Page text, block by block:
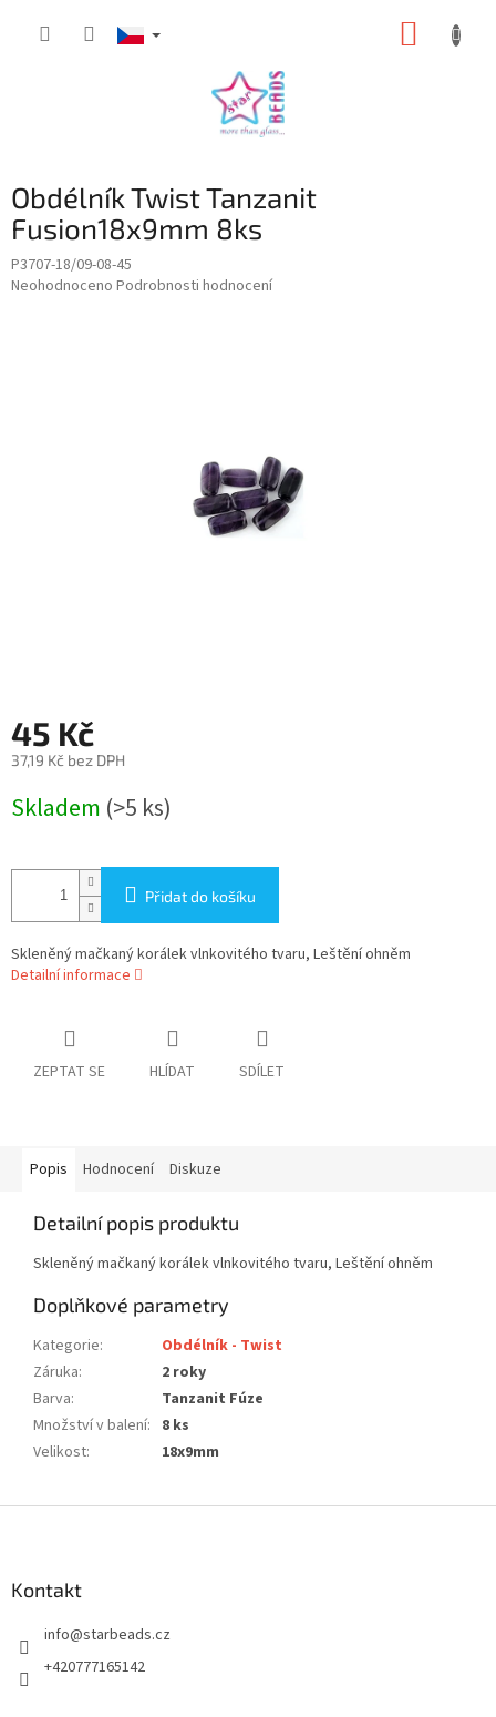
Obdélník Twist Tanzanit
Fusion18x9mm 8ks
P3707-18/09-08-45
Průměrné
Neohodnoceno Podrobnosti hodnocení
45 Kč
37,19 Kč bez DPH
cena:
Skladem (>5 ks)
Přidat do košíku
Skleněný mačkaný korálek vlnkovitého tvaru, Leštění ohněm
Detailní informace
ZEPTAT SE HLÍDAT SDÍLET
Popis Hodnocení Diskuze
Detailní popis produktu
Skleněný mačkaný korálek vlnkovitého tvaru, Leštění ohněm
Doplňkové parametry
Kategorie:
Obdélník - Twist
Záruka:
2 roky
Barva:
Tanzanit Fúze
Množství v balení: 8 ks
Velikost: 18x9mm
Kontakt
info@starbeads.cz
+420777165142